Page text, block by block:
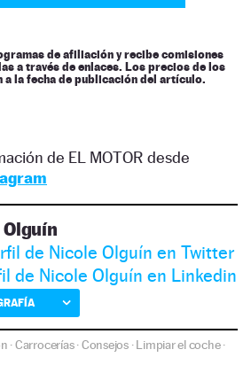
de afiliación y recibe comisiones
a través de enlaces. Los precios de los
la fecha de publicación del artículo.
de EL MOTOR desde
de Nicole Olguín en Twitter
de Nicole Olguín en Linkedin
·Carrocerías·Consejos·Limpiar el coche·